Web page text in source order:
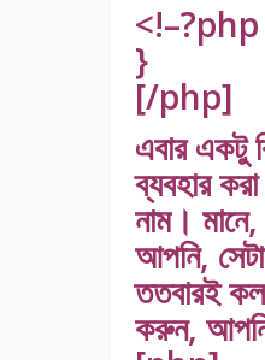
<!–?php
}
[/php]
এবার একটু
ব্যবহার
নাম।
আপনি,
ততবারই
করুন,